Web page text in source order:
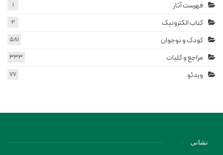
فهرست آثار 1
کتاب الکترونیک 2
کودک و نوجوان 581
مراجع و کلیات 333
ویدئو 77
نشانی